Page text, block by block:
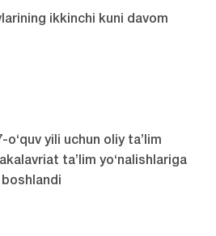
ikkinchi kuni davom
yili uchun oliy ta’lim
ta’lim yo‘nalishlariga